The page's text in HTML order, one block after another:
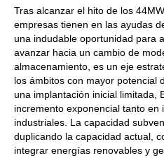
Tras alcanzar el hito de los
empresas tienen en las ayudas
una indudable oportunidad para
avanzar hacia un cambio de
almacenamiento, es un eje
los ámbitos con mayor potencial
una implantación inicial limitada,
incremento exponencial tanto
industriales. La capacidad
duplicando la capacidad actual,
integrar energías renovables y